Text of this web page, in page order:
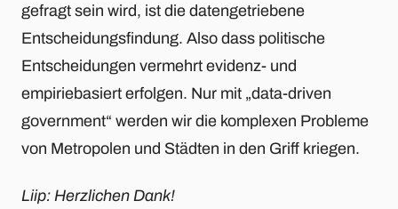
gefragt sein wird, ist die datengetriebene
Entscheidungsfindung. Also dass politische
Entscheidungen vermehrt evidenz- und
empiriebasiert erfolgen. Nur mit „data-driven
government“ werden wir die komplexen Probleme
von Metropolen und Städten in den Griff kriegen.
Liip: Herzlichen Dank!